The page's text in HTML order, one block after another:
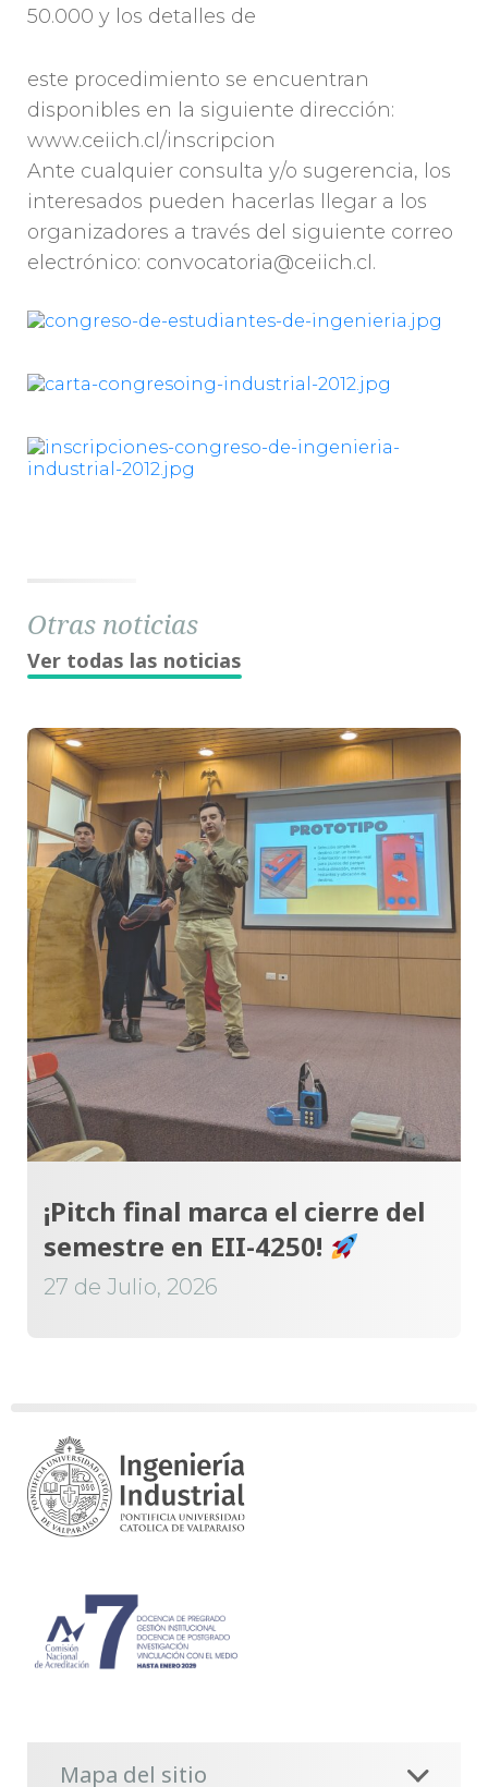
50.000 y los detalles de
este procedimiento se encuentran
disponibles en la siguiente dirección:
www.ceiich.cl/inscripcion
Ante cualquier consulta y/o sugerencia, los
interesados pueden hacerlas llegar a los
organizadores a través del siguiente correo
electrónico: convocatoria@ceiich.cl.
Otras noticias
Ver todas las noticias
¡Pitch final marca el cierre del
semestre en EII-4250!
27 de Julio, 2026
Mapa del sitio